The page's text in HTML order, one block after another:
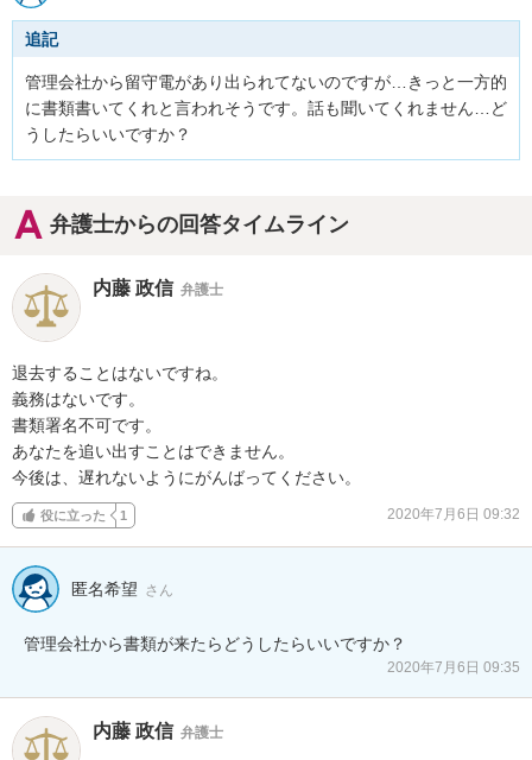
追記
管理会社から留守電があり出られてないのですが…きっと一方的
に書類書いてくれと言われそうです。話も聞いてくれません…ど
うしたらいいですか？
弁護士からの回答タイムライン
内藤 政信 弁護士
退去することはないですね。
義務はないです。
書類署名不可です。
あなたを追い出すことはできません。
今後は、遅れないようにがんばってください。
役に立った 1 2020年7月6日 09:32
匿名希望 さん
管理会社から書類が来たらどうしたらいいですか？
2020年7月6日 09:35
内藤 政信 弁護士